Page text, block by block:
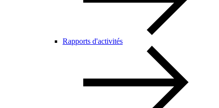
Rapports d'activités